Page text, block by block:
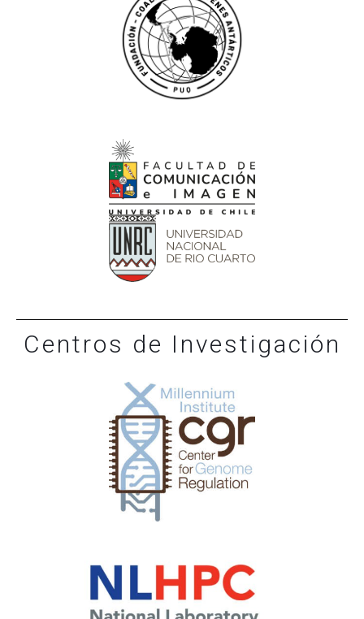
Centros de Investigación